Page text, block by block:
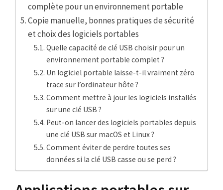
complète pour un environnement portable
Copie manuelle, bonnes pratiques de sécurité
et choix des logiciels portables
Quelle capacité de clé USB choisir pour un
environnement portable complet ?
Un logiciel portable laisse-t-il vraiment zéro
trace sur l’ordinateur hôte ?
Comment mettre à jour les logiciels installés
sur une clé USB ?
Peut-on lancer des logiciels portables depuis
une clé USB sur macOS et Linux ?
Comment éviter de perdre toutes ses
données si la clé USB casse ou se perd ?